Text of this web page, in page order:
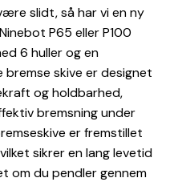
slidt, så har vi en ny
P65 eller P100
6 huller og en
bremse skive er designet
og holdbarhed,
bremsning under
er fremstillet
sikrer en lang levetid
om du pendler gennem